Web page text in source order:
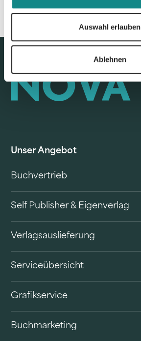
Auswahl erlauben
Ablehnen
Unser Angebot
Buchvertrieb
Self Publisher & Eigenverlag
Verlagsauslieferung
Serviceübersicht
Grafikservice
Buchmarketing